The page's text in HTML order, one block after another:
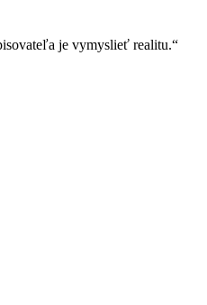
je vymyslieť realitu.